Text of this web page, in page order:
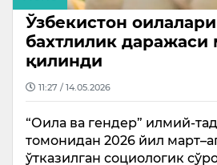
Ўзбекистон
бахтлилик даражаси
қилинди
11:27 / 14.05.2026
“Оила ва гендер” илмий-
томонидан 2026 йил
ўтказилган социологик